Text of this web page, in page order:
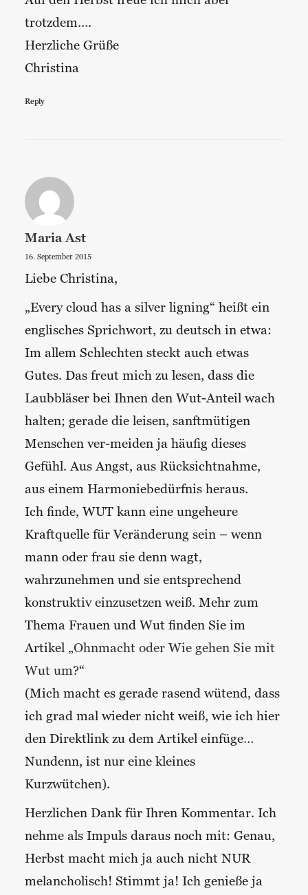
trotzdem….
Herzliche Grüße
Christina
Reply
Maria Ast
16. September 2015
Liebe Christina,
„Every cloud has a silver ligning“ heißt ein
englisches Sprichwort, zu deutsch in etwa:
Im allem Schlechten steckt auch etwas
Gutes. Das freut mich zu lesen, dass die
Laubbläser bei Ihnen den Wut-Anteil wach
halten; gerade die leisen, sanftmütigen
Menschen ver-meiden ja häufig dieses
Gefühl. Aus Angst, aus Rücksichtnahme,
aus einem Harmoniebedürfnis heraus.
Ich finde, WUT kann eine ungeheure
Kraftquelle für Veränderung sein – wenn
mann oder frau sie denn wagt,
wahrzunehmen und sie entsprechend
konstruktiv einzusetzen weiß. Mehr zum
Thema Frauen und Wut finden Sie im
Artikel „Ohnmacht oder Wie gehen Sie mit
Wut um?“
(Mich macht es gerade rasend wütend, dass
ich grad mal wieder nicht weiß, wie ich hier
den Direktlink zu dem Artikel einfüge…
Nundenn, ist nur eine kleines
Kurzwütchen).
Herzlichen Dank für Ihren Kommentar. Ich
nehme als Impuls daraus noch mit: Genau,
Herbst macht mich ja auch nicht NUR
melancholisch! Stimmt ja! Ich genieße ja